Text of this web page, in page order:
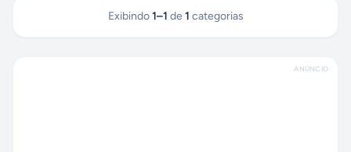
Exibindo 1–1 de 1 categorias
ANÚNCIO